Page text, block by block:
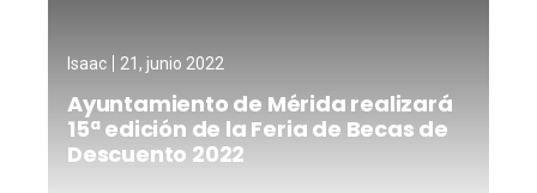
Isaac 21, junio 2022
Ayuntamiento de Mérida realizará
15ª edición de la Feria de Becas de
Descuento 2022